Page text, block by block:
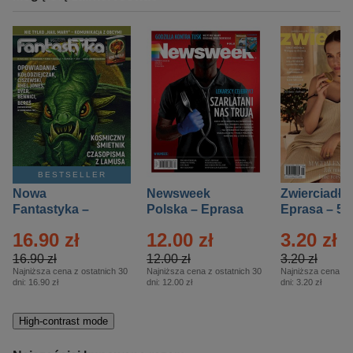
BESTSELLER
Nowa
Fantastyka –
16.90 zł
16.90 zł
Najniższa cena z ostatnich 30
dni: 16.90 zł
Newsweek
Polska – Eprasa
12.00 zł
12.00 zł
Najniższa cena z ostatnich 30
dni: 12.00 zł
Zwierciadło
Eprasa – 5/
3.20 zł
3.20 zł
Najniższa cena z
dni: 3.20 zł
High-contrast mode